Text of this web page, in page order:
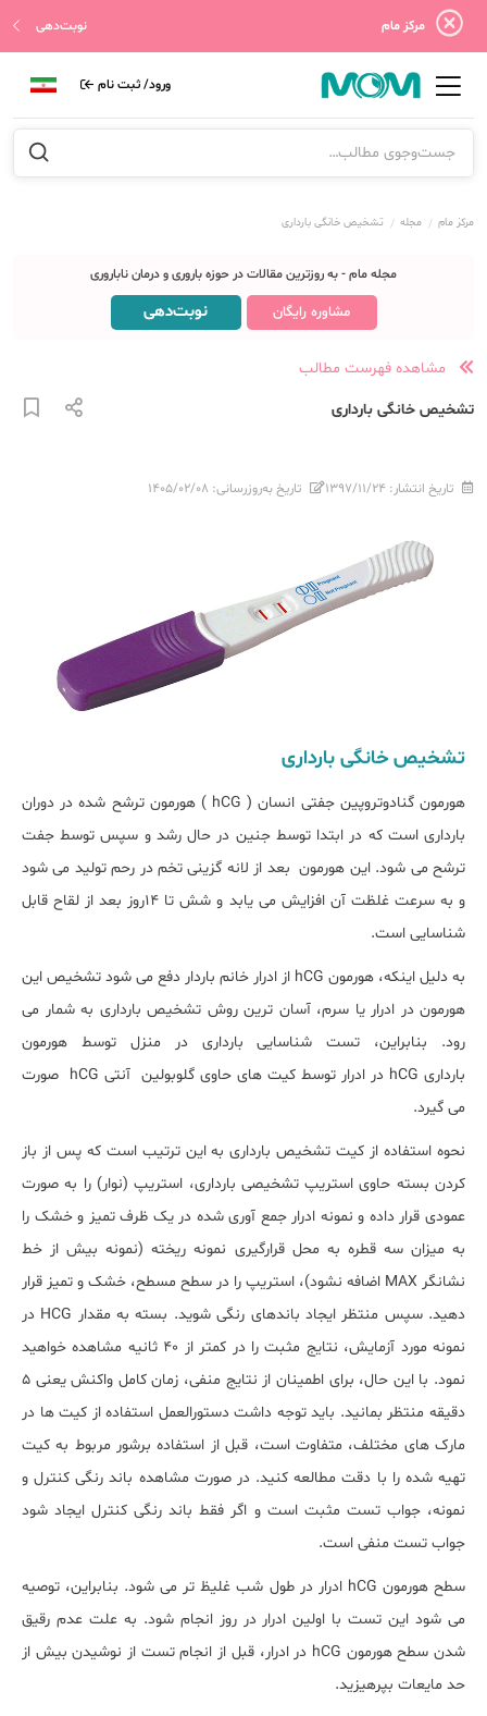
مرکز مام نوبت‌دهی
ورود/ ثبت نام
مرکز مام مجله تشخیص خانگی بارداری
مجله مام - به روزترین مقالات در حوزه باروری و درمان ناباروری
مشاوره رایگان نوبت‌دهی
مشاهده فهرست مطالب
تشخیص خانگی بارداری
تاریخ انتشار: ۱۳۹۷/۱۱/۲۴ تاریخ به‌روزرسانی: ۱۴۰۵/۰۲/۰۸
تشخیص خانگی بارداری
هورمون گنادوتروپین جفتی انسان ( hCG ) هورمون ترشح شده در دوران
بارداری است که در ابتدا توسط جنین در حال رشد و سپس توسط جفت
ترشح می شود. این هورمون بعد از لانه گزینی تخم در رحم تولید می شود
و به سرعت غلظت آن افزایش می یابد و شش تا 14روز بعد از لقاح قابل
شناسایی است.
به دلیل اینکه، هورمون hCG از ادرار خانم باردار دفع می شود تشخیص این
هورمون در ادرار یا سرم، آسان ترین روش تشخیص بارداری به شمار می
رود. بنابراین، تست شناسایی بارداری در منزل توسط هورمون
بارداری hCG در ادرار توسط کیت های حاوی گلوبولین آنتی hCG صورت
می گیرد.
نحوه استفاده از کیت تشخیص بارداری به این ترتیب است که پس از باز
کردن بسته حاوی استریپ تشخیصی بارداری، استریپ (نوار) را به صورت
عمودی قرار داده و نمونه ادرار جمع آوری شده در یک ظرف تمیز و خشک را
به میزان سه قطره به محل قرارگیری نمونه ریخته (نمونه بیش از خط
نشانگر MAX اضافه نشود)، استریپ را در سطح مسطح، خشک و تمیز قرار
دهید. سپس منتظر ایجاد باندهای رنگی شوید. بسته به مقدار HCG در
نمونه مورد آزمایش، نتایج مثبت را در کمتر از 40 ثانیه مشاهده خواهید
نمود. با این حال، برای اطمینان از نتایج منفی، زمان کامل واکنش یعنی 5
دقیقه منتظر بمانید. باید توجه داشت دستورالعمل استفاده از کیت ها در
مارک های مختلف، متفاوت است، قبل از استفاده برشور مربوط به کیت
تهیه شده را با دقت مطالعه کنید. در صورت مشاهده باند رنگی کنترل و
نمونه، جواب تست مثبت است و اگر فقط باند رنگی کنترل ایجاد شود
جواب تست منفی است.
سطح هورمون hCG ادرار در طول شب غلیظ تر می شود. بنابراین، توصیه
می شود این تست با اولین ادرار در روز انجام شود. به علت عدم رقیق
شدن سطح هورمون hCG در ادرار، قبل از انجام تست از نوشیدن بیش از
حد مایعات بپرهیزید.